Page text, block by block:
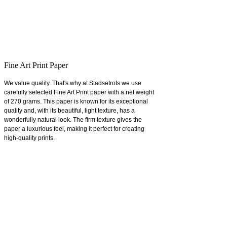
Fine Art Print Paper
We value quality. That's why at Stadsetrots we use
carefully selected Fine Art Print paper with a net weight
of 270 grams. This paper is known for its exceptional
quality and, with its beautiful, light texture, has a
wonderfully natural look. The firm texture gives the
paper a luxurious feel, making it perfect for creating
high-quality prints.